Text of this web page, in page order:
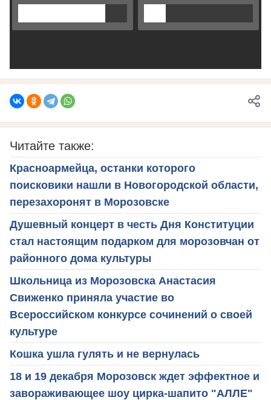
Читайте также:
Красноармейца, останки которого
поисковики нашли в Новогородской области,
перезахоронят в Морозовске
Душевный концерт в честь Дня Конституции
стал настоящим подарком для морозовчан от
районного дома культуры
Школьница из Морозовска Анастасия
Свиженко приняла участие во
Всероссийском конкурсе сочинений о своей
культуре
Кошка ушла гулять и не вернулась
18 и 19 декабря Морозовск ждет эффектное и
завораживающее шоу цирка-шапито "АЛЛЕ"